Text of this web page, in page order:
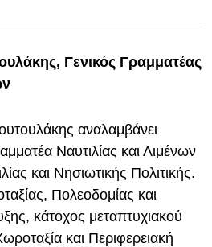
Γενικός Γραμματέας
αναλαμβάνει
Ναυτιλίας και Λιμένων
και Νησιωτικής Πολιτικής.
Πολεοδομίας και
κάτοχος μεταπτυχιακού
και Περιφερειακή